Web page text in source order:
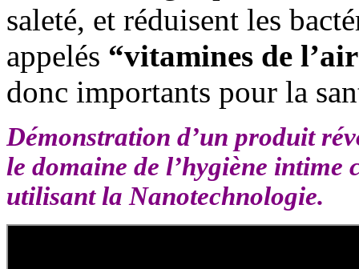
saleté, et réduisent les
appelés “vitamines de
donc importants pour la
Démonstration d’un produit
le domaine de l’hygiène intime
utilisant la Nanotechnologie.